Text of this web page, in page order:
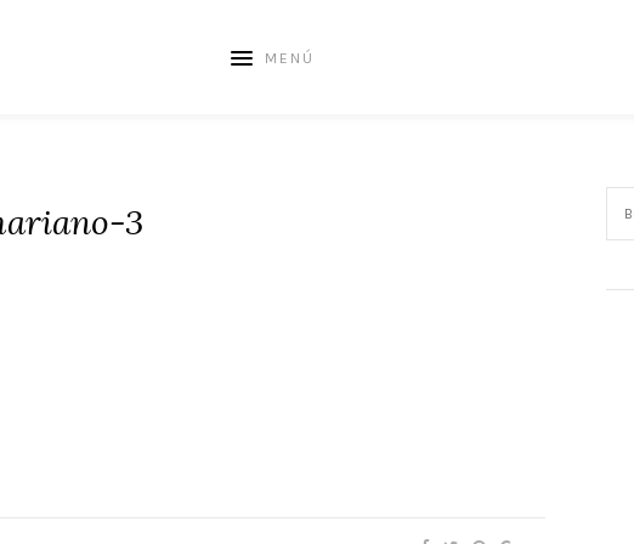
MENÚ
3